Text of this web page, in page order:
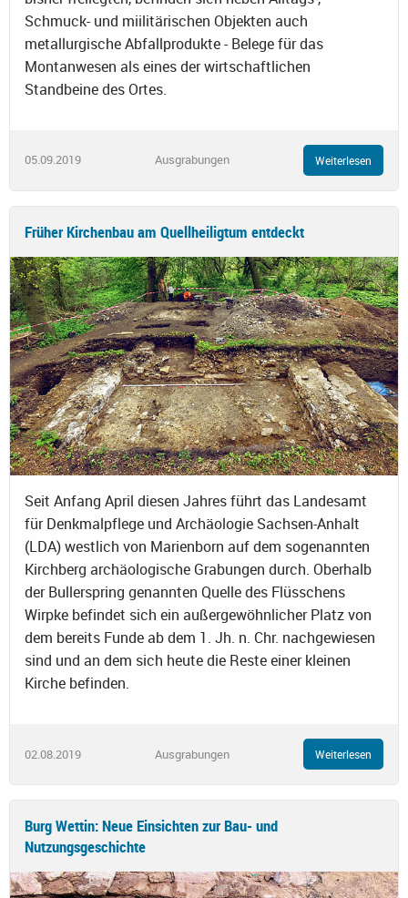
Schmuck- und miilitärischen Objekten auch
metallurgische Abfallprodukte - Belege für das
Montanwesen als eines der wirtschaftlichen
Standbeine des Ortes.
05.09.2019 Ausgrabungen Weiterlesen
Früher Kirchenbau am Quellheiligtum entdeckt
Seit Anfang April diesen Jahres führt das Landesamt
für Denkmalpflege und Archäologie Sachsen-Anhalt
(LDA) westlich von Marienborn auf dem sogenannten
Kirchberg archäologische Grabungen durch. Oberhalb
der Bullerspring genannten Quelle des Flüsschens
Wirpke befindet sich ein außergewöhnlicher Platz von
dem bereits Funde ab dem 1. Jh. n. Chr. nachgewiesen
sind und an dem sich heute die Reste einer kleinen
Kirche befinden.
02.08.2019 Ausgrabungen Weiterlesen
Burg Wettin: Neue Einsichten zur Bau- und
Nutzungsgeschichte